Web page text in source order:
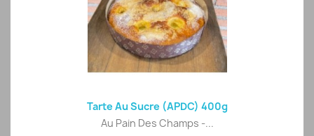
Tarte Au Sucre (APDC) 400g
Au Pain Des Champs -...